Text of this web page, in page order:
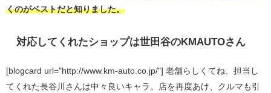
くのがベストだと知りました。
対応してくれたショップは世田谷のKMAUTOさん
[blogcard url="http://www.km-auto.co.jp/"] 老舗らしくてね、担当し
てくれた長谷川さんは中々良いキャラ。店を再度あけ、クルマも引